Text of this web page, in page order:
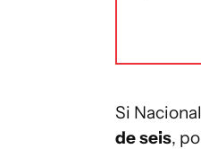
Si
de seis,